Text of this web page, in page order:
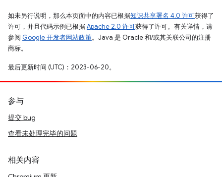
如未另行说明，那么本页面中的内容已根据知识共享署名 4.0 许可获得了
许可，并且代码示例已根据Apache 2.0 许可获得了许可。有关详情，请
参阅 Google 开发者网站政策。Java 是 Oracle 和/或其关联公司的注册
商标。
最后更新时间 (UTC)：2023-06-20。
参与
提交 bug
查看未处理完毕的问题
相关内容